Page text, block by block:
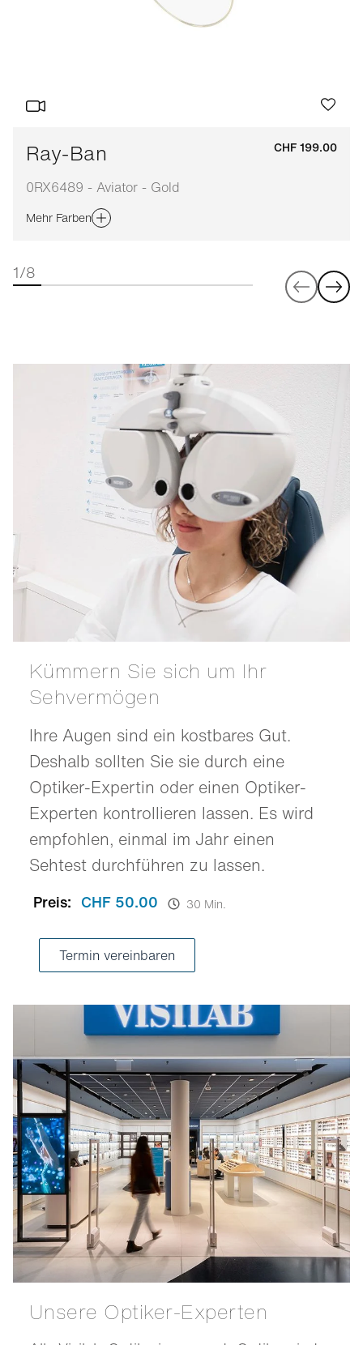
Ray-Ban
0RX6489 - Aviator - Gold
CHF 199.00
Mehr Farben
1/8
Kümmern Sie sich um Ihr
Sehvermögen
Ihre Augen sind ein kostbares Gut.
Deshalb sollten Sie sie durch eine
Optiker-Expertin oder einen Optiker-
Experten kontrollieren lassen. Es wird
empfohlen, einmal im Jahr einen
Sehtest durchführen zu lassen.
Preis: CHF 50.00 30 Min.
Termin vereinbaren
Unsere Optiker-Experten